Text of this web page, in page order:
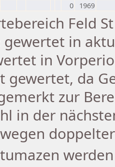
0 1969
Feld
gewertet in
in
gewertet, da
zur
in der